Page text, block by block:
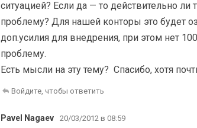
ситуацией? Если да — то действительно
проблему? Для нашей конторы это будет
доп.усилия для внедрения, при этом нет
проблему.
Есть мысли на эту тему? Спасибо, хотя
Войдите, чтобы ответить
Pavel Nagaev 20/03/2012 в 08:59